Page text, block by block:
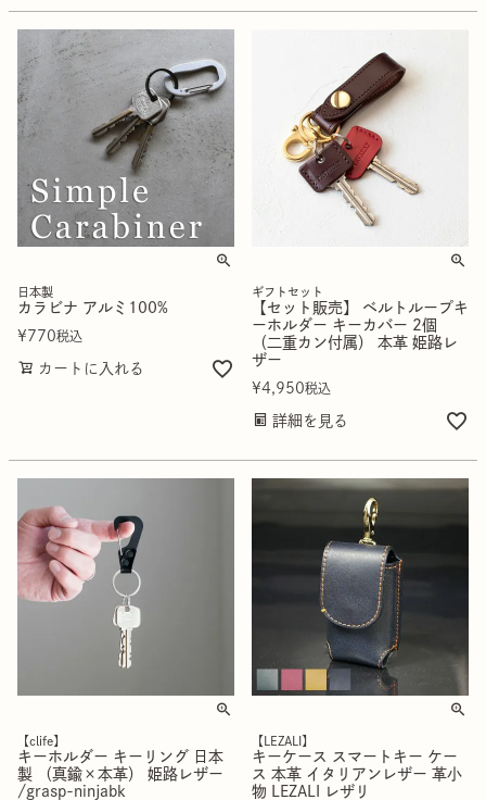
日本製
カラビナ アルミ100%
¥ 770税込
カートに入れる
ギフトセット
【セット販売】 ベルトループキ
ーホルダー キーカバー 2個
（二重カン付属） 本革 姫路レ
ザー
¥4,950税込
詳細を見る
【clife】
キーホルダー キーリング 日本
製 （真鍮×本革） 姫路レザー
/grasp-ninjabk
【LEZALI】
キーケース スマートキー ケー
ス 本革 イタリアンレザー 革小
物 LEZALI レザリ